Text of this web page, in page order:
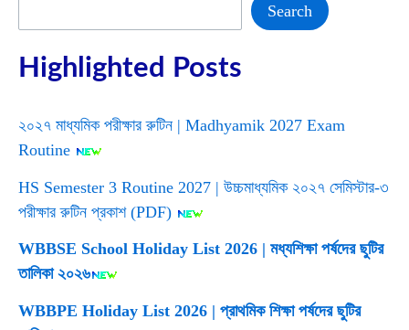
Search
Highlighted Posts
২০২৭ মাধ্যমিক পরীক্ষার রুটিন | Madhyamik 2027 Exam
Routine
HS Semester 3 Routine 2027 | উচ্চমাধ্যমিক ২০২৭ সেমিস্টার-৩
পরীক্ষার রুটিন প্রকাশ (PDF)
WBBSE School Holiday List 2026 | মধ্যশিক্ষা পর্ষদের ছুটির
তালিকা ২০২৬
WBBPE Holiday List 2026 | প্রাথমিক শিক্ষা পর্ষদের ছুটির